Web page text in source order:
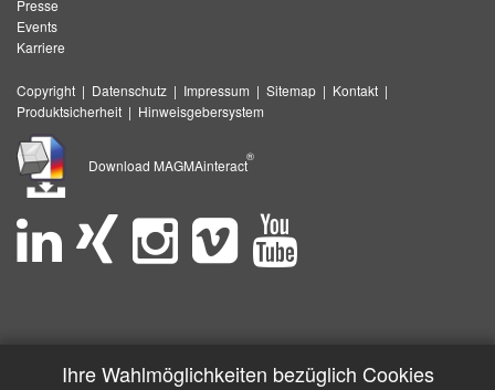
Presse
Events
Karriere
Copyright | Datenschutz | Impressum | Sitemap | Kontakt |
Produktsicherheit | Hinweisgebersystem
Download MAGMAinteract
®
Ihre Wahlmöglichkeiten bezüglich Cookies